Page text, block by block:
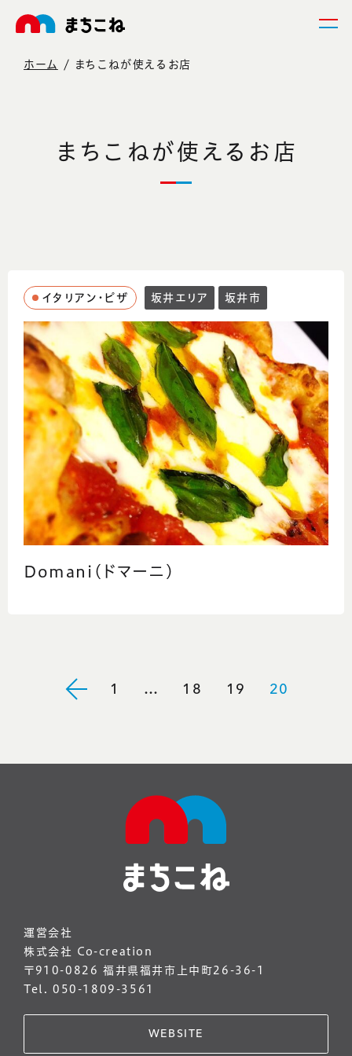
ホーム まちこねが使えるお店
まちこねが使えるお店
イタリアン・ピザ 坂井エリア 坂井市
Domani(ドマーニ)
1 … 18 19 20
運営会社
株式会社 Co-creation
〒910-0826 福井県福井市上中町26-36-1
Tel. 050-1809-3561
WEBSITE